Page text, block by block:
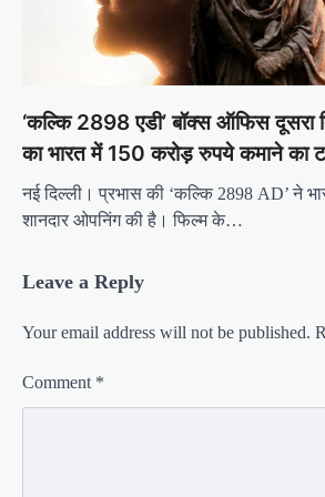
‘कल्कि 2898 एडी’ बॉक्स ऑफिस दूसरा
का भारत में 150 करोड़ रुपये कमाने का
नई दिल्ली। प्रभास की ‘कल्कि 2898 AD’ ने
शानदार ओपनिंग की है। फिल्म के…
Leave a Reply
Your email address will not be published.
Comment *